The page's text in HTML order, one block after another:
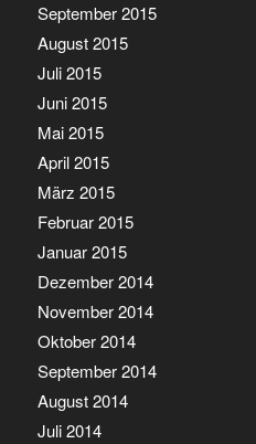
September 2015
August 2015
Juli 2015
Juni 2015
Mai 2015
April 2015
März 2015
Februar 2015
Januar 2015
Dezember 2014
November 2014
Oktober 2014
September 2014
August 2014
Juli 2014